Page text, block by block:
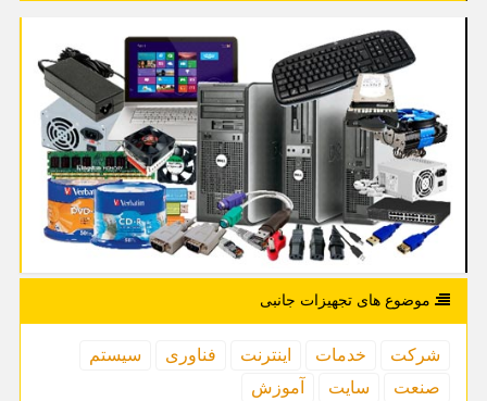
موضوع های تجهیزات جانبی
شركت خدمات اینترنت فناوری
سیستم
صنعت
سایت آموزش